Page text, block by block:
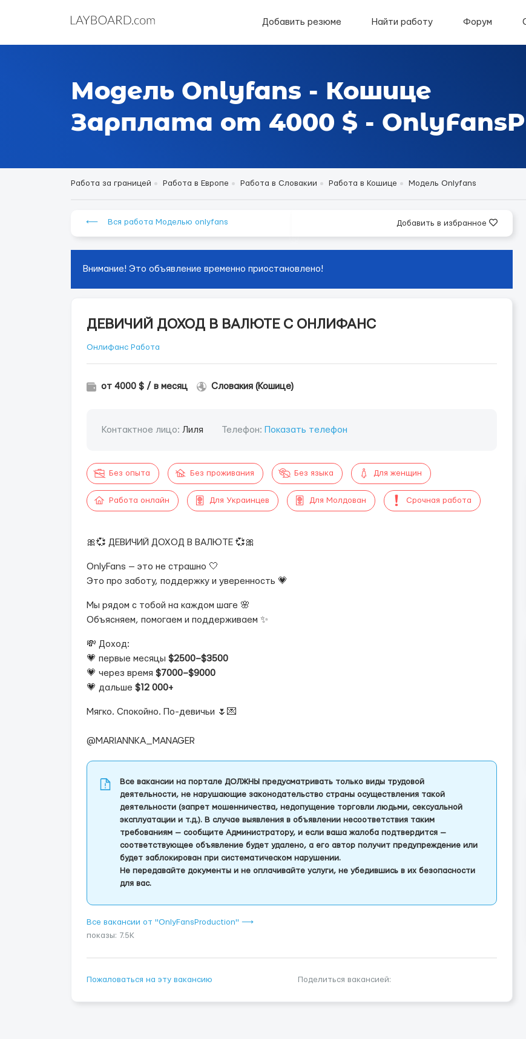
Добавить резюме Найти работу Форум
Модель Onlyfans - Кошице
Зарплата от 4000 $ -
Работа за границей Работа в Европе Работа в Словакии Работа в Кошице Модель Onlyfans
⟵ Вся работа Моделью onlyfans Добавить в избранное
Внимание! Это объявление временно приостановлено!
ДЕВИЧИЙ ДОХОД В ВАЛЮТЕ С ОНЛИФАНС
Онлифанс Работа
от 4000 $ / в месяц Словакия (Кошице)
Контактное лицо: Лиля Телефон: Показать телефон
Без опыта Без проживания Без языка Для женщин
Работа онлайн Для Украинцев Для Молдован Срочная работа
🎀💞 ДЕВИЧИЙ ДОХОД В ВАЛЮТЕ 💞🎀
OnlyFans — это не страшно 🤍
Это про заботу, поддержку и уверенность 💗
Мы рядом с тобой на каждом шаге 🌸
Объясняем, помогаем и поддерживаем ✨
💸 Доход:
💗 первые месяцы $2500–$3500
💗 через время $7000–$9000
💗 дальше $12 000+
Мягко. Спокойно. По-девичьи 🌷💌
@MARIANNKA_MANAGER
Все вакансии на портале ДОЛЖНЫ предусматривать только виды трудовой
деятельности, не нарушающие законодательство страны осуществления такой
деятельности (запрет мошенничества, недопущение торговли людьми, сексуальной
эксплуатации и т.д.). В случае выявления в объявлении несоответствия таким
требованиям — сообщите Администратору, и если ваша жалоба подтвердится —
соответствующее объявление будет удалено, а его автор получит предупреждение или
будет заблокирован при систематическом нарушении.
Не передавайте документы и не оплачивайте услуги, не убедившись в их безопасности
для вас.
Все вакансии от "OnlyFansProduction" ⟶
показы: 7.5K
Пожаловаться на эту вакансию Поделиться вакансией: